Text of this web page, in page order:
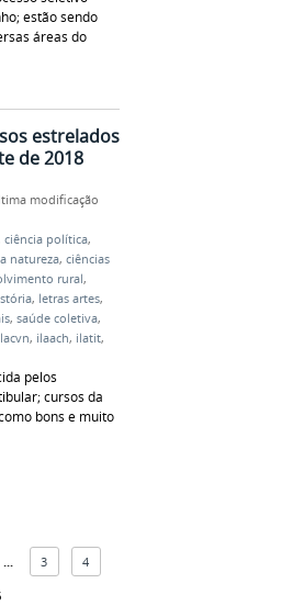
estão sendo
áreas do
estrelados
de 2018
modificação
ciência política,
natureza, ciências
rural,
, letras artes,
, saúde coletiva,
, ilaach, ilatit,
pelos
cursos da
bons e muito
... 3 4